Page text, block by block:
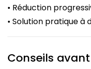
• Réduction
• Solution pratique à
Conseils